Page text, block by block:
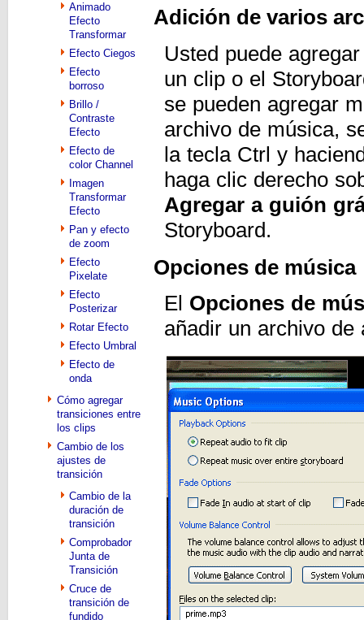
Animado
Efecto
Transformar
Efecto Ciegos
Efecto
borroso
Brillo /
Contraste
Efecto
Efecto de
color Channel
Imagen
Transformar
Efecto
Pan y efecto
de zoom
Efecto
Pixelate
Efecto
Posterizar
Rotar Efecto
Efecto Umbral
Efecto de
onda
Cómo agregar
transiciones entre
los clips
Cambio de los
ajustes de
transición
Cambio de la
duración de
transición
Comprobador
Junta de
Transición
Cruce de
transición de
fundido
Adición de varios
Usted puede
un clip o el
se pueden agregar
archivo de música,
la tecla Ctrl y
haga clic derecho
Agregar a guión
Storyboard.
Opciones de música
El Opciones de
añadir un archivo de